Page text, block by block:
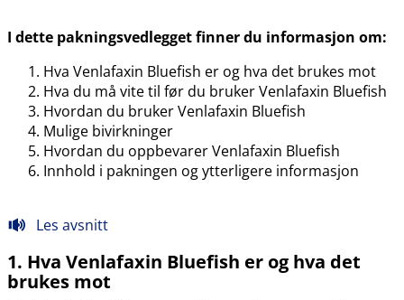
I dette pakningsvedlegget finner du informasjon om:
Hva Venlafaxin Bluefish er og hva det brukes mot
Hva du må vite til før du bruker Venlafaxin Bluefish
Hvordan du bruker Venlafaxin Bluefish
Mulige bivirkninger
Hvordan du oppbevarer Venlafaxin Bluefish
Innhold i pakningen og ytterligere informasjon
Les avsnitt
1. Hva Venlafaxin Bluefish er og hva det
brukes mot